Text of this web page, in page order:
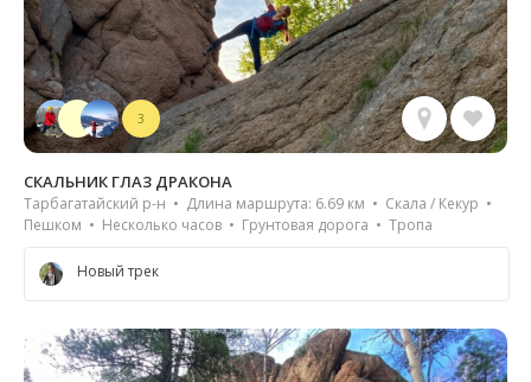
3
СКАЛЬНИК ГЛАЗ ДРАКОНА
Тарбагатайский р-н • Длина маршрута: 6.69 км • Скала / Кекур •
Пешком • Несколько часов • Грунтовая дорога • Тропа
Новый трек